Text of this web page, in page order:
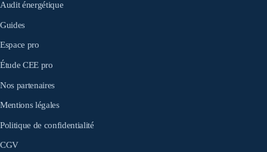
Audit énergétique
Guides
Espace pro
Étude CEE pro
Nos partenaires
Mentions légales
Politique de confidentialité
CGV